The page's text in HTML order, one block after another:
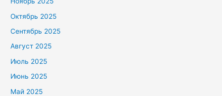
Октябрь 2025
Сентябрь 2025
Август 2025
Июль 2025
Июнь 2025
Май 2025